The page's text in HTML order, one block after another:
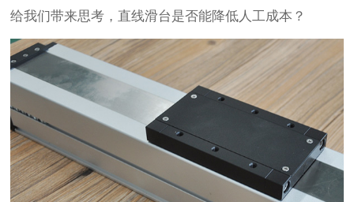
给我们带来思考，直线滑台是否能降低人工成本？